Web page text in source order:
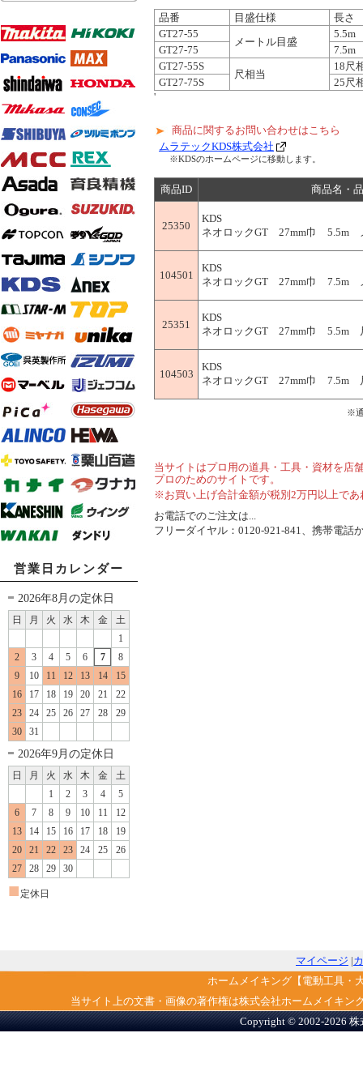
営業日カレンダー
2026年8月の定休日
日 月 火 水 木 金
土
1
2
3 4 5 6 7
8
9
10 11 12 13 14
15
16
17 18 19 20 21
22
23
24 25 26 27 28
29
30
31
2026年9月の定休日
日 月 火 水 木 金
土
1
2 3 4
5
6
7 8 9 10 11
12
13
14 15 16 17 18
19
20
21 22 23 24 25
26
27
28 29 30
■ 定休日
品番 目盛仕様
長さ
GT27-55
メートル目盛
5.5m
GT27-75
7.5m
GT27-55S
尺相当
18尺
GT27-75S
25尺
'
商品に関するお問い合わせはこちら
ムラテックKDS株式会社
※KDSのホームページに移動します。
商品ID 商品名・
25350
KDS
ネオロックGT 27mm巾 5.5m
104501
KDS
ネオロックGT 27mm巾 7.5m
25351
KDS
ネオロックGT 27mm巾 5.5m
104503
KDS
ネオロックGT 27mm巾 7.5m
※
当サイトはプロ用の道具・工具・資材を店
プロのためのサイトです。
※お買い上げ合計金額が税別2万円以上で
お電話でのご注文は...
フリーダイヤル：0120-921-841、携帯電
マイページ |
ホームメイキング【電動工具・
当サイト上の文書・画像の著作権は株式会社ホームメイキ
Copyright © 2002-2026